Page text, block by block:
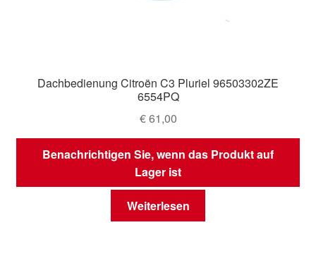
Dachbedienung Citroën C3 Pluriel 96503302ZE
6554PQ
€61,00
Benachrichtigen Sie, wenn das Produkt auf
Lager ist
Weiterlesen